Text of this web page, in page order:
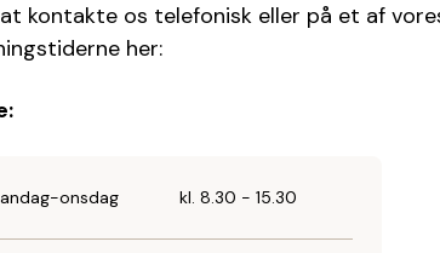
kontakte os telefonisk eller på et af
her:
onsdag kl. 8.30 - 15.30